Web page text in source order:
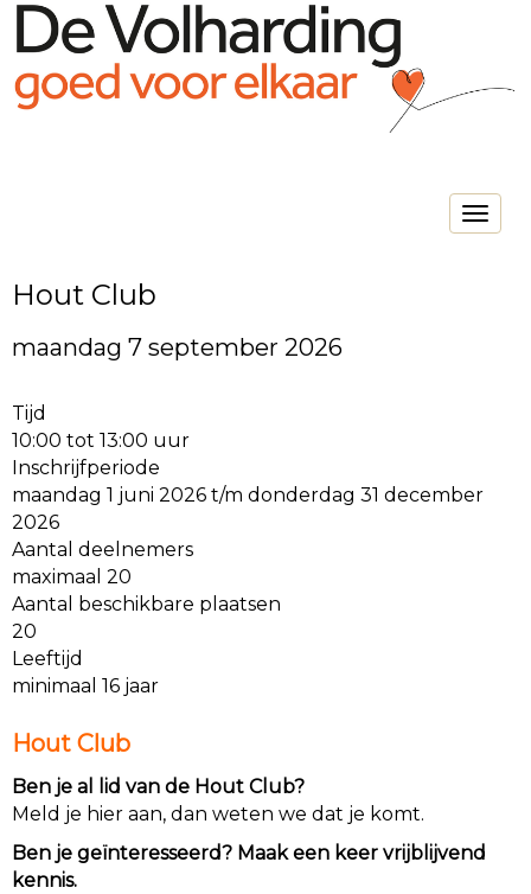
Toggle
Hout Club
maandag 7 september 2026
Tijd
10:00 tot 13:00 uur
Inschrijfperiode
maandag 1 juni 2026 t/m donderdag 31 december
2026
Aantal deelnemers
maximaal 20
Aantal beschikbare plaatsen
20
Leeftijd
minimaal 16 jaar
Hout Club
Ben je al lid van de Hout Club?
Meld je hier aan, dan weten we dat je komt.
Ben je geïnteresseerd? Maak een keer vrijblijvend
kennis.